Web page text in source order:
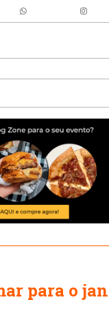
para o